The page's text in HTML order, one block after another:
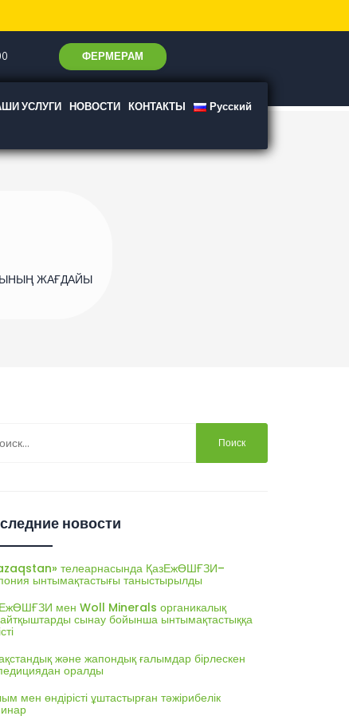
ФЕРМЕРАМ
УСЛУГИ НОВОСТИ КОНТАКТЫ Русский
ЖАҒДАЙЫ
новости
телеарнасында ҚазЕжӨШҒЗИ–
ынтымақтастығы таныстырылды
мен Woll Minerals органикалық
сынау бойынша ынтымақтастыққа
және жапондық ғалымдар бірлескен
оралды
мен өндірісті ұштастырған тәжірибелік